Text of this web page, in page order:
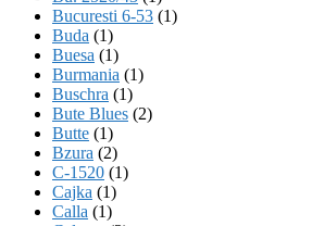
Bucuresti 6-53 (1)
Buda (1)
Buesa (1)
Burmania (1)
Buschra (1)
Bute Blues (2)
Butte (1)
Bzura (2)
C-1520 (1)
Cajka (1)
Calla (1)